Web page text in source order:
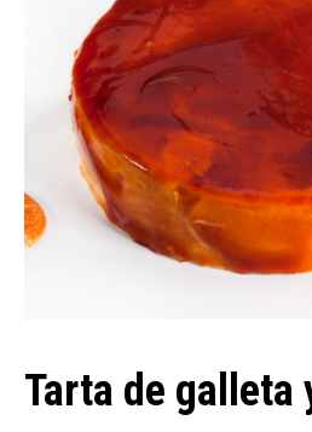
Tarta de galleta